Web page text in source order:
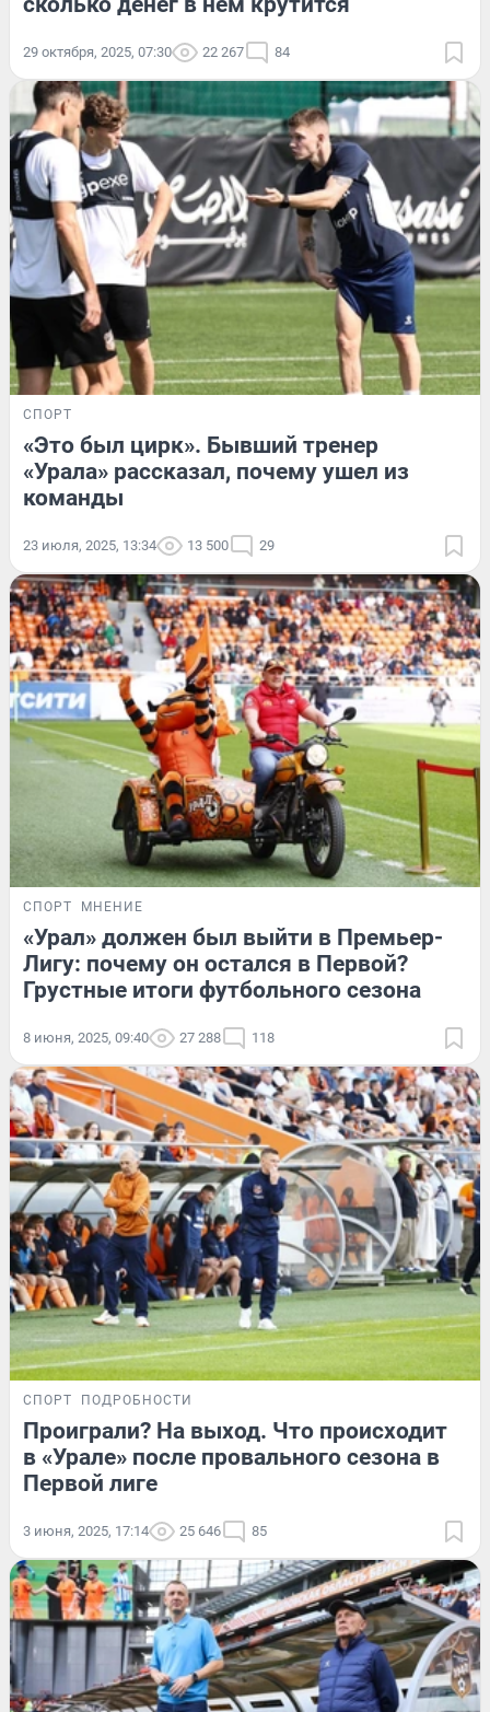
29 октября, 2025, 07:30 22 267 84
СПОРТ
«Это был цирк». Бывший тренер
«Урала» рассказал, почему ушел из
команды
23 июля, 2025, 13:34 13 500 29
СПОРТ МНЕНИЕ
«Урал» должен был выйти в Премьер-
Лигу: почему он остался в Первой?
Грустные итоги футбольного сезона
8 июня, 2025, 09:40 27 288 118
СПОРТ ПОДРОБНОСТИ
Проиграли? На выход. Что происходит
в «Урале» после провального сезона в
Первой лиге
3 июня, 2025, 17:14 25 646 85